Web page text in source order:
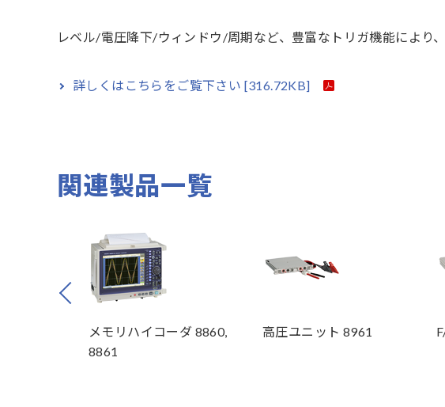
レベル/電圧降下/ウィンドウ/周期など、豊富なトリガ機能により
詳しくはこちらをご覧下さい [316.72KB]
関連製品一覧
メモリハイコーダ 8860,
8861
高圧ユニット 8961
Prev